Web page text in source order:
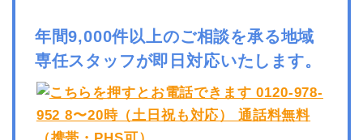
年間9,000件以上のご相談を承る地域
専任スタッフが即日対応いたします。